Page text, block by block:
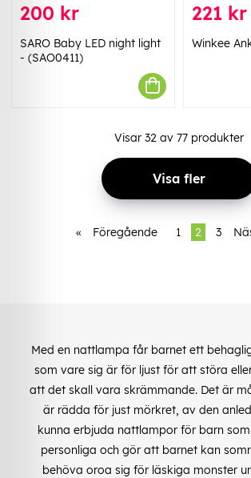
200 kr
SARO Baby LED night light
- (SAO0411)
221 kr
Winkee
Visar 32 av 77 produkter
Visa fler
« Föregående 1 2 3
Med en nattlampa får barnet ett
som vare sig är för ljust för att störa
att det skall vara skrämmande. Det är
är rädda för just mörkret, av den
kunna erbjuda nattlampor för barn
personliga och gör att barnet kan
behöva oroa sig för läskiga monster